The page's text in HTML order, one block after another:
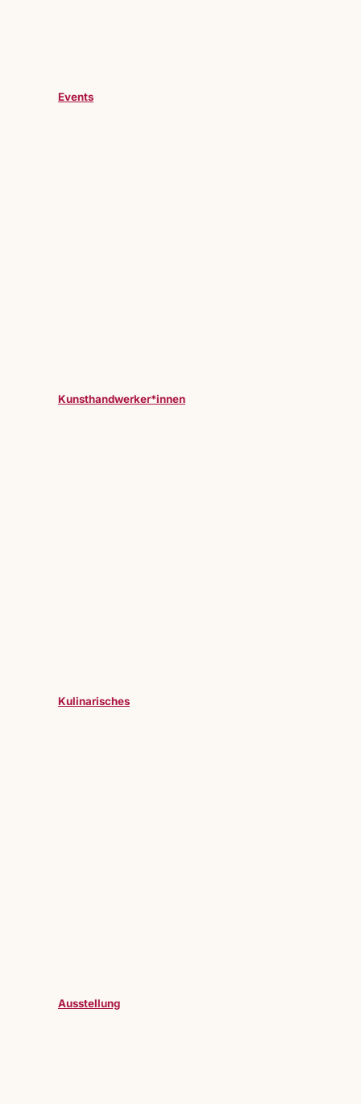
Events
Kunsthandwerker*innen
Kulinarisches
Ausstellung